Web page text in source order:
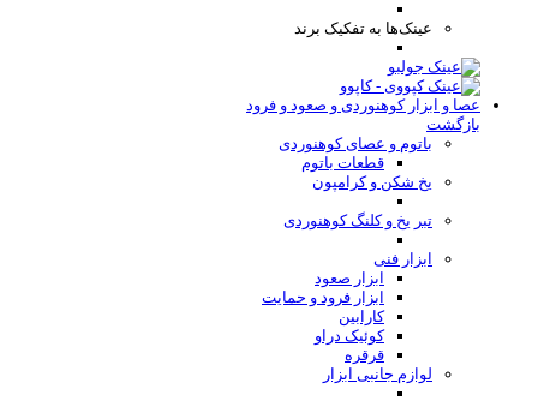
عینک‌ها به تفکیک برند
عصا و ابزار کوهنوردی و صعود و فرود
بازگشت
باتوم و عصای کوهنوردی
قطعات باتوم
یخ شکن و کرامپون
تبر یخ و کلنگ کوهنوردی
ابزار فنی
ابزار صعود
ابزار فرود و حمایت
کارابین
کوئیک دراو
قرقره
لوازم جانبی ابزار